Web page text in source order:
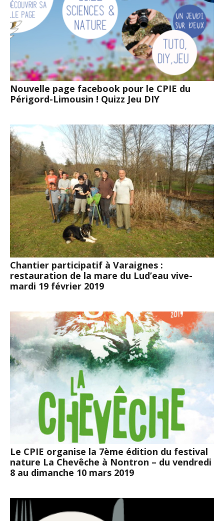
Nouvelle page facebook pour le CPIE du
Périgord-Limousin ! Quizz Jeu DIY
Chantier participatif à Varaignes :
restauration de la mare du Lud’eau vive-
mardi 19 février 2019
Le CPIE organise la 7ème édition du festival
nature La Chevêche à Nontron – du vendredi
8 au dimanche 10 mars 2019